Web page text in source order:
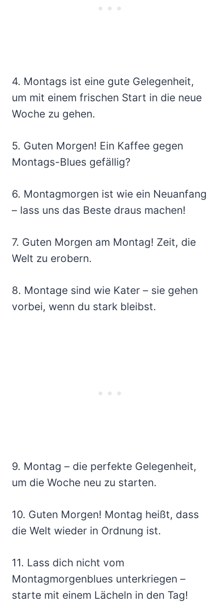
4. Montags ist eine gute Gelegenheit,
um mit einem frischen Start in die neue
Woche zu gehen.
5. Guten Morgen! Ein Kaffee gegen
Montags-Blues gefällig?
6. Montagmorgen ist wie ein Neuanfang
– lass uns das Beste draus machen!
7. Guten Morgen am Montag! Zeit, die
Welt zu erobern.
8. Montage sind wie Kater – sie gehen
vorbei, wenn du stark bleibst.
9. Montag – die perfekte Gelegenheit,
um die Woche neu zu starten.
10. Guten Morgen! Montag heißt, dass
die Welt wieder in Ordnung ist.
11. Lass dich nicht vom
Montagmorgenblues unterkriegen –
starte mit einem Lächeln in den Tag!